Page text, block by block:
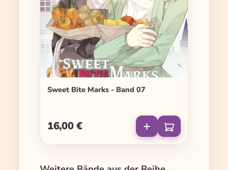
Sweet Bite Marks - Band 07
Regulärer Preis:
16,00 €